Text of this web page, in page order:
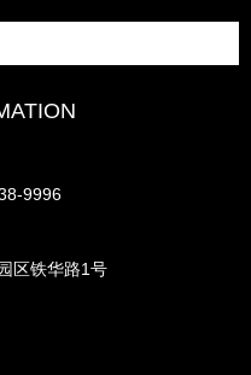
9996
区铁华路1号